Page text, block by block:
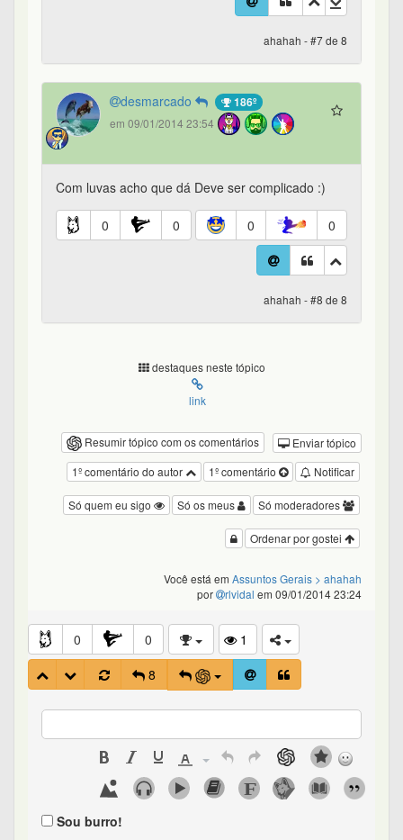
ahahah - #7 de 8
desmarcado 186º
em 09/01/2014 23:54
Com luvas acho que dá Deve ser complicado :)
0 0 0 0
ahahah - #8 de 8
destaques neste tópico
link
Resumir tópico com os comentários
Enviar tópico
Notificar
1º comentário
1º comentário do autor
Só moderadores
Só os meus
Só quem eu sigo
Ordenar por gostei
Você está em Assuntos Gerais > ahahah
por
rlvidal em 09/01/2014 23:24
0 0
1
8
Sou burro!